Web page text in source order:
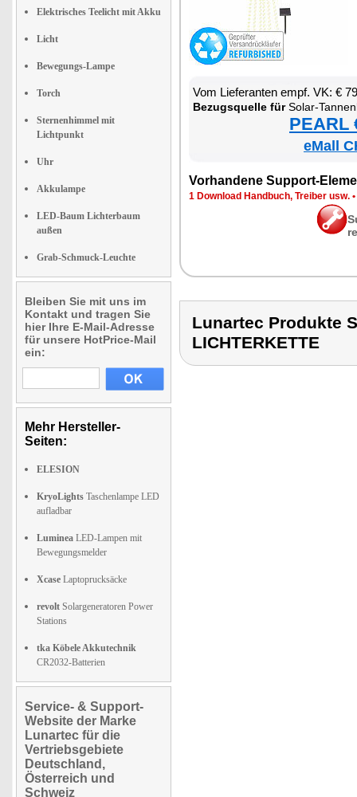
Elektrisches Teelicht mit Akku
Licht
Bewegungs-Lampe
Torch
Sternenhimmel mit
Lichtpunkt
Uhr
Akkulampe
LED-Baum Lichterbaum
außen
Grab-Schmuck-Leuchte
Bleiben Sie mit uns im
Kontakt und tragen Sie
hier Ihre E-Mail-Adresse
für unsere HotPrice-Mail
ein:
Mehr Hersteller-
Seiten:
ELESION
KryoLights Taschenlampe LED
aufladbar
Luminea LED-Lampen mit
Bewegungsmelder
Xcase Laptoprucksäcke
revolt Solargeneratoren Power
Stations
tka Köbele Akkutechnik
CR2032-Batterien
Service- & Support-
Website der Marke
Lunartec für die
Vertriebsgebiete
Deutschland,
Österreich und
Schweiz
Vom Lie­fe­ran­ten empf. VK: €
Be­zugs­quel­le fürSo­lar-
PEARL
eMall
Vor­han­de­ne Sup­port-
1 Down­load Hand­buch, Trei­ber usw. •
Lunartec Produkte
LICHTERKETTE